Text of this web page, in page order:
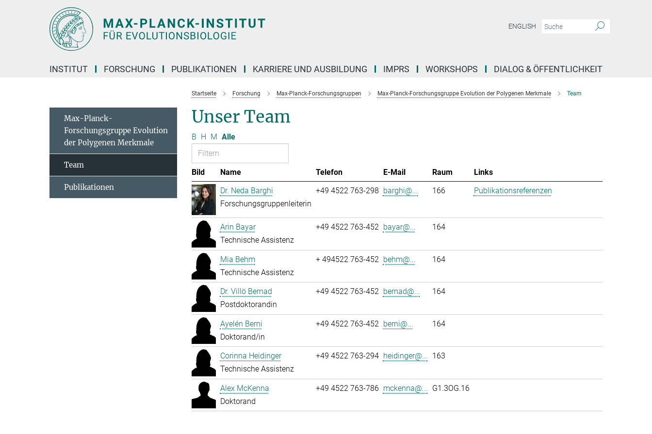
ENGLISH
INSTITUT FORSCHUNG PUBLIKATIONEN KARRIERE UND AUSBILDUNG IMPRS WORKSHOPS DIALOG & ÖFFENTLICHKEIT
Startseite Forschung Max-Planck-Forschungsgruppen Max-Planck-Forschungsgruppe Evolution der Polygenen Merkmale Team
Unser Team
B H M Alle
Bild Name Telefon E-Mail Raum
Links
Dr. Neda Barghi
Forschungsgruppenleiterin
+49 4522 763-298 barghi@... 166 Publikationsreferenzen
Arin Bayar
Technische Assistenz
+49 4522 763-452 bayar@... 164
Mia Behm
Technische Assistenz
+ 494522 763-452 behm@... 164
Dr. Villö Bernad
Postdoktorandin
+49 4522 763-452 bernad@... 164
Ayelén Berni
Doktorand/in
+49 4522 763-452 berni@... 164
Corinna Heidinger
Technische Assistenz
+49 4522 763-294 heidinger@... 163
Alex McKenna
Doktorand
+49 4522 763-786 mckenna@... G1.3OG.16
Max-Planck-
Forschungsgruppe Evolution
der Polygenen Merkmale
Team
Publikationen